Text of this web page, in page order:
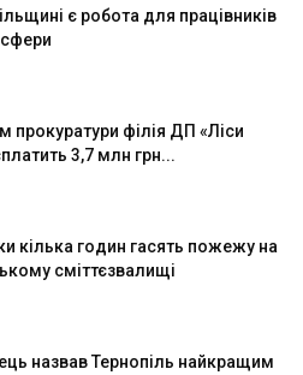
є робота для працівників
прокуратури філія ДП «Ліси
3,7 млн грн...
кілька годин гасять пожежу на
сміттєзвалищі
назвав Тернопіль найкращим